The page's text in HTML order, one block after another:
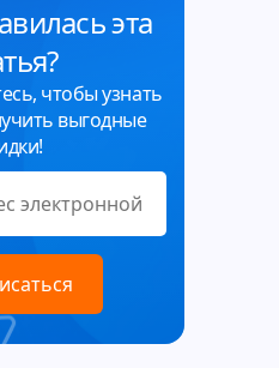
эта
чтобы узнать
выгодные